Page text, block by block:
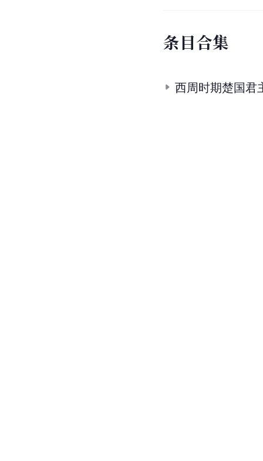
条目合集
西周时期楚国君